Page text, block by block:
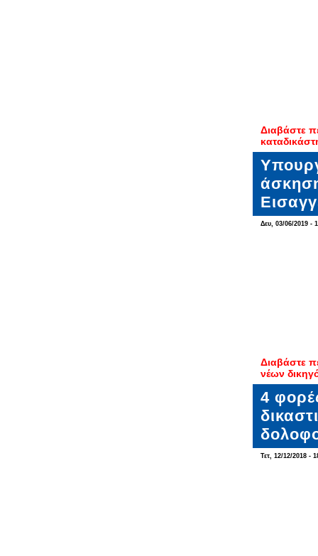
Διαβάστε
Δευ, 03/06/2019 -
Διαβάστε
νέων
4
Τετ, 12/12/2018 -